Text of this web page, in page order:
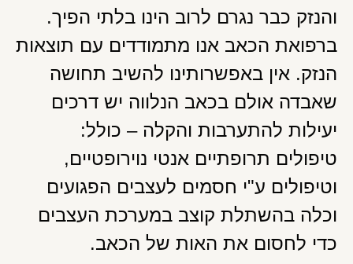
והנזק כבר נגרם לרוב הינו בלתי הפיך.
ברפואת הכאב אנו מתמודדים עם תוצאות
הנזק. אין באפשרותינו להשיב תחושה
שאבדה אולם בכאב הנלווה יש דרכים
יעילות להתערבות והקלה – כולל:
טיפולים תרופתיים אנטי נוירופטיים,
וטיפולים ע"י חסמים לעצבים הפגועים
וכלה בהשתלת קוצב במערכת העצבים
כדי לחסום את האות של הכאב.